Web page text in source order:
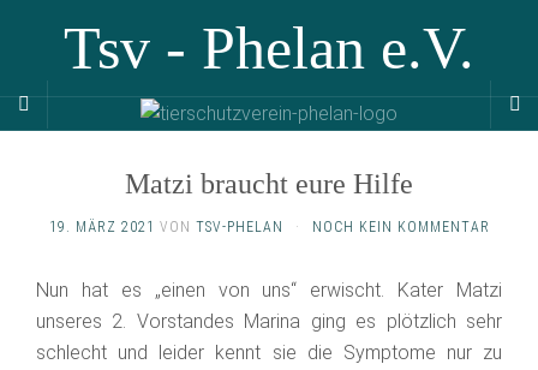
Tsv - Phelan e.V.
Matzi braucht eure Hilfe
19. MÄRZ 2021 VON TSV-PHELAN · NOCH KEIN KOMMENTAR
Nun hat es „einen von uns“ erwischt. Kater Matzi
unseres 2. Vorstandes Marina ging es plötzlich sehr
schlecht und leider kennt sie die Symptome nur zu